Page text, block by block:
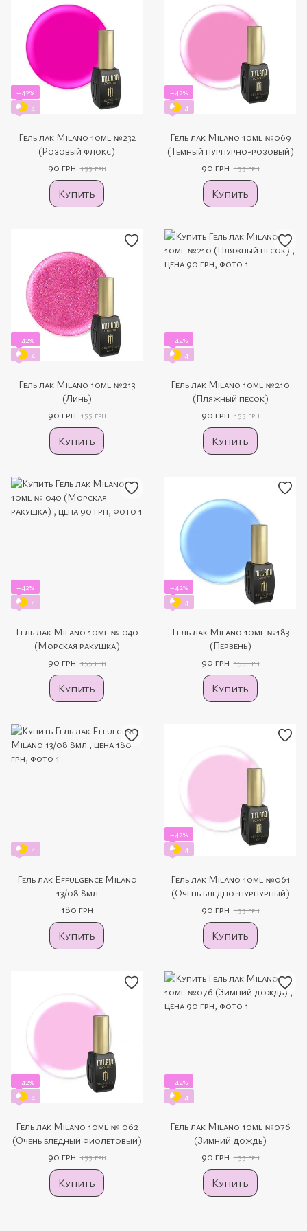
−42%
4
Гель лак Milano 10ml №232
(Розовый флокс)
90 грн 155 грн
Купить
−42%
4
Гель лак Milano 10ml №069
(Темный пурпурно-розовый)
90 грн 155 грн
Купить
−42%
4
Гель лак Milano 10ml №213
(Линь)
90 грн 155 грн
Купить
−42%
4
Гель лак Milano 10ml №210
(Пляжный песок)
90 грн 155 грн
Купить
−42%
4
Гель лак Milano 10ml № 040
(Морская ракушка)
90 грн 155 грн
Купить
−42%
4
Гель лак Milano 10ml №183
(Первень)
90 грн 155 грн
Купить
4
Гель лак Effulgence Milano
13/08 8мл
180 грн
Купить
−42%
4
Гель лак Milano 10ml №061
(Очень бледно-пурпурный)
90 грн 155 грн
Купить
−42%
4
Гель лак Milano 10ml № 062
(Очень бледный фиолетовый)
90 грн 155 грн
Купить
−42%
4
Гель лак Milano 10ml №076
(Зимний дождь)
90 грн 155 грн
Купить